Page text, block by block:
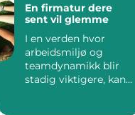
En firmatur dere
sent vil glemme
I en verden hvor
arbeidsmiljø og
teamdynamikk blir
stadig viktigere, kan